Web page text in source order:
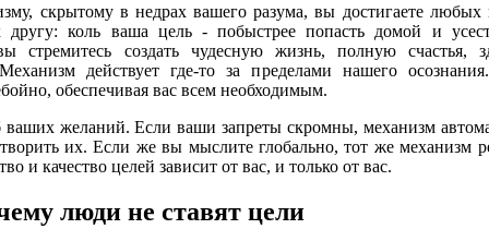
скрытому в недрах вашего разума, вы достигаете
коль ваша цель - побыстрее попасть домой и
стремитесь создать чудесную жизнь, полную счастья,
действует где-то за пределами нашего
обеспечивая вас всем необходимым.
ваших желаний. Если ваши запреты скромны, механизм
их. Если же вы мыслите глобально, тот же механизм
и качество целей зависит от вас, и только от вас.
люди не ставят цели